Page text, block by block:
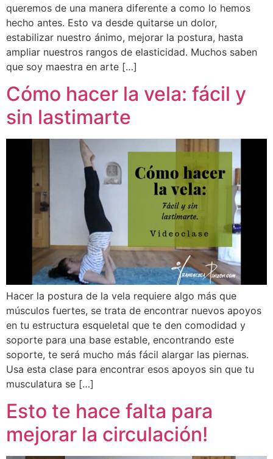
queremos de una manera diferente a como lo hemos
hecho antes. Esto va desde quitarse un dolor,
estabilizar nuestro ánimo, mejorar la postura, hasta
ampliar nuestros rangos de elasticidad. Muchos saben
que soy maestra en arte […]
Cómo hacer la vela: fácil y
sin lastimarte
Hacer la postura de la vela requiere algo más que
músculos fuertes, se trata de encontrar nuevos apoyos
en tu estructura esqueletal que te den comodidad y
soporte para una base estable, encontrando este
soporte, te será mucho más fácil alargar las piernas.
Usa esta clase para encontrar esos apoyos sin que tu
musculatura se […]
Esto te hace falta para
mejorar la circulación!